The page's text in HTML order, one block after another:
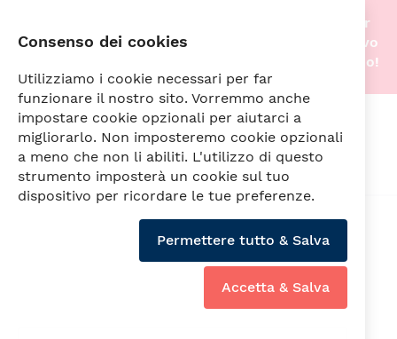
Stiamo traslocando nella nostra nuova sede! Per
questo motivo gli acquisti online saranno di nuovo
attivi non appena tutto sarà pronto. A prestissimo!
Vai
Consenso dei cookies
Utilizziamo i cookie necessari per far
funzionare il nostro sito. Vorremmo anche
impostare cookie opzionali per aiutarci a
migliorarlo. Non imposteremo cookie opzionali
a meno che non li abiliti. L'utilizzo di questo
strumento imposterà un cookie sul tuo
dispositivo per ricordare le tue preferenze.
Permettere tutto & Salva
Accetta & Salva